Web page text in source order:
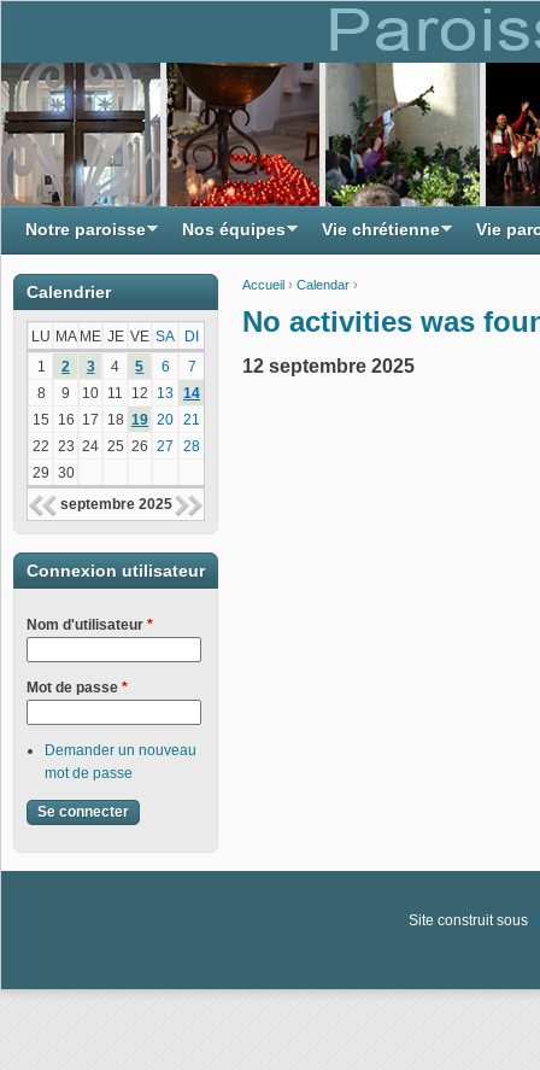
Accueil › Calendar ›
No activities was
12 septembre 2025
Notre paroisse Nos équipes Vie chrétienne Vie
Calendrier
LU MA ME JE VE SA
DI
1
2 3 4 5 6
7
8
9 10 11 12 13 14
15
16 17 18 19 20 21
22 23 24 25 26 27
28
29 30
septembre 2025
Connexion utilisateur
Nom d'utilisateur *
Mot de passe *
Demander un nouveau
mot de passe
Site construit sous